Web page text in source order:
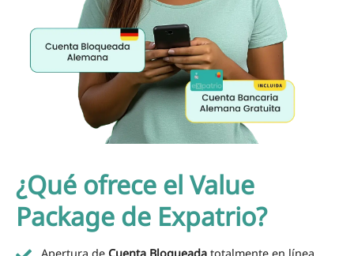
¿Qué ofrece el Value
Package de Expatrio?
Apertura de Cuenta Bloqueada totalmente en línea